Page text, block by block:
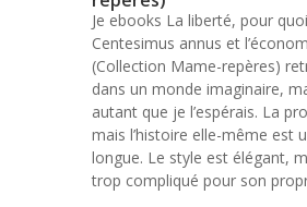
Je ebooks La liberté, pour
Centesimus annus et
(Collection Mame-repères)
dans un monde imaginaire,
autant que je l’espérais. La
mais l’histoire elle-même est
longue. Le style est élégant,
trop compliqué pour son